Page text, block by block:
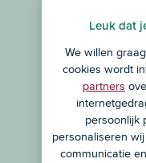
Leuk dat
We willen
cookies wordt
partners
persoonlijk
personaliseren
communicatie